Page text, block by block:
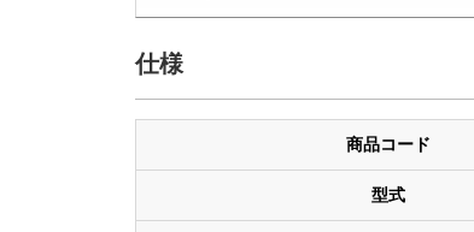
仕様
商品コード
型式